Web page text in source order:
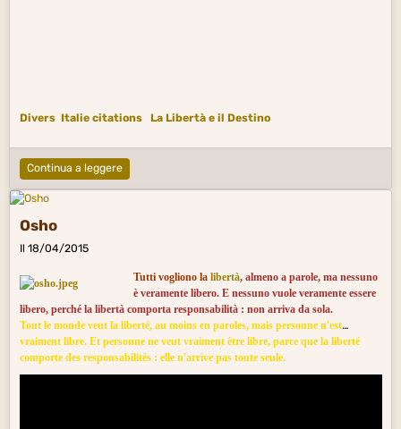
Divers Italie citations La Libertà e il Destino
Continua a leggere
Osho
Il 18/04/2015
Tutti vogliono la libertà, almeno a parole, ma nessuno
è veramente libero. E nessuno vuole veramente essere
libero, perché la libertà comporta responsabilità : non arriva da sola.
Tout le monde veut la liberté, au moins en paroles, mais personne n'est
vraiment libre. Et personne ne veut vraiment être libre, parce que la liberté
comporte des responsabilités : elle n'arrive pas toute seule.